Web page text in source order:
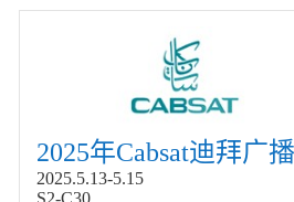
2025.5.13-5.15
S2-C30